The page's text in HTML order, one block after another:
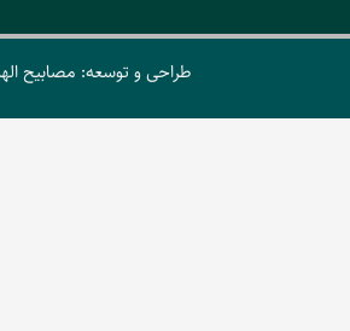
طراحی و توسعه: مصابیح الهدی